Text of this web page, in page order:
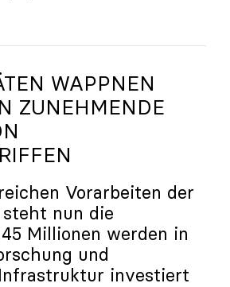
Hütter zu Gedenkjahr:
WAPPNEN
ZUNEHMENDE
Vorarbeiten der
nun die
Millionen werden in
und
investiert